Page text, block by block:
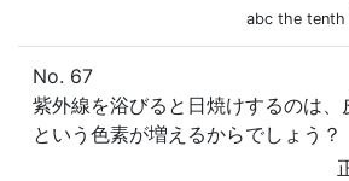
abc the tenth
No. 67
紫外線を浴びると日焼けするのは
という色素が増えるからでしょう？